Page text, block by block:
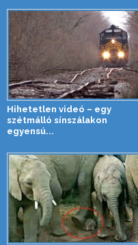
Hihetetlen videó – egy
szétmálló sínszálakon
egyensú...